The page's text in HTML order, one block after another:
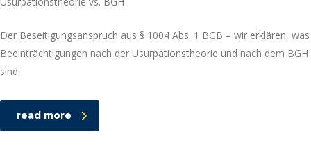
Der Beseitigungsanspruch aus § 1004 Abs. 1 BGB – wir erklären, was
Beeinträchtigungen nach der Usurpationstheorie und nach dem BGH
sind.
read more